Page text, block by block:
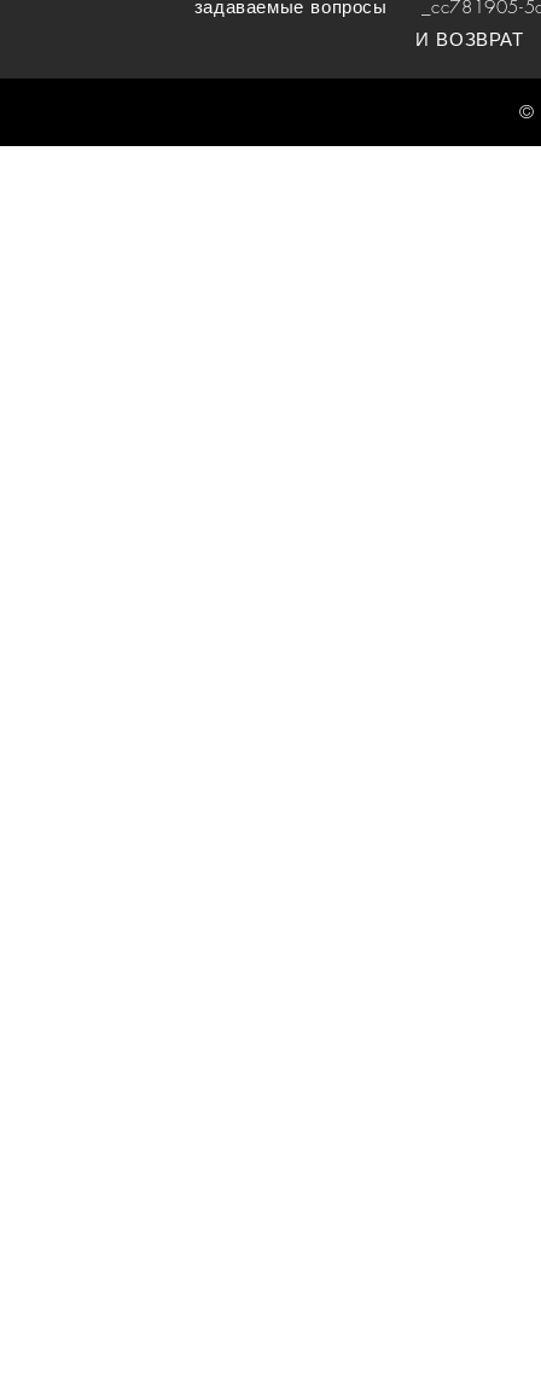
задаваемые вопросы _cc781905-
И ВОЗВРАТ
©